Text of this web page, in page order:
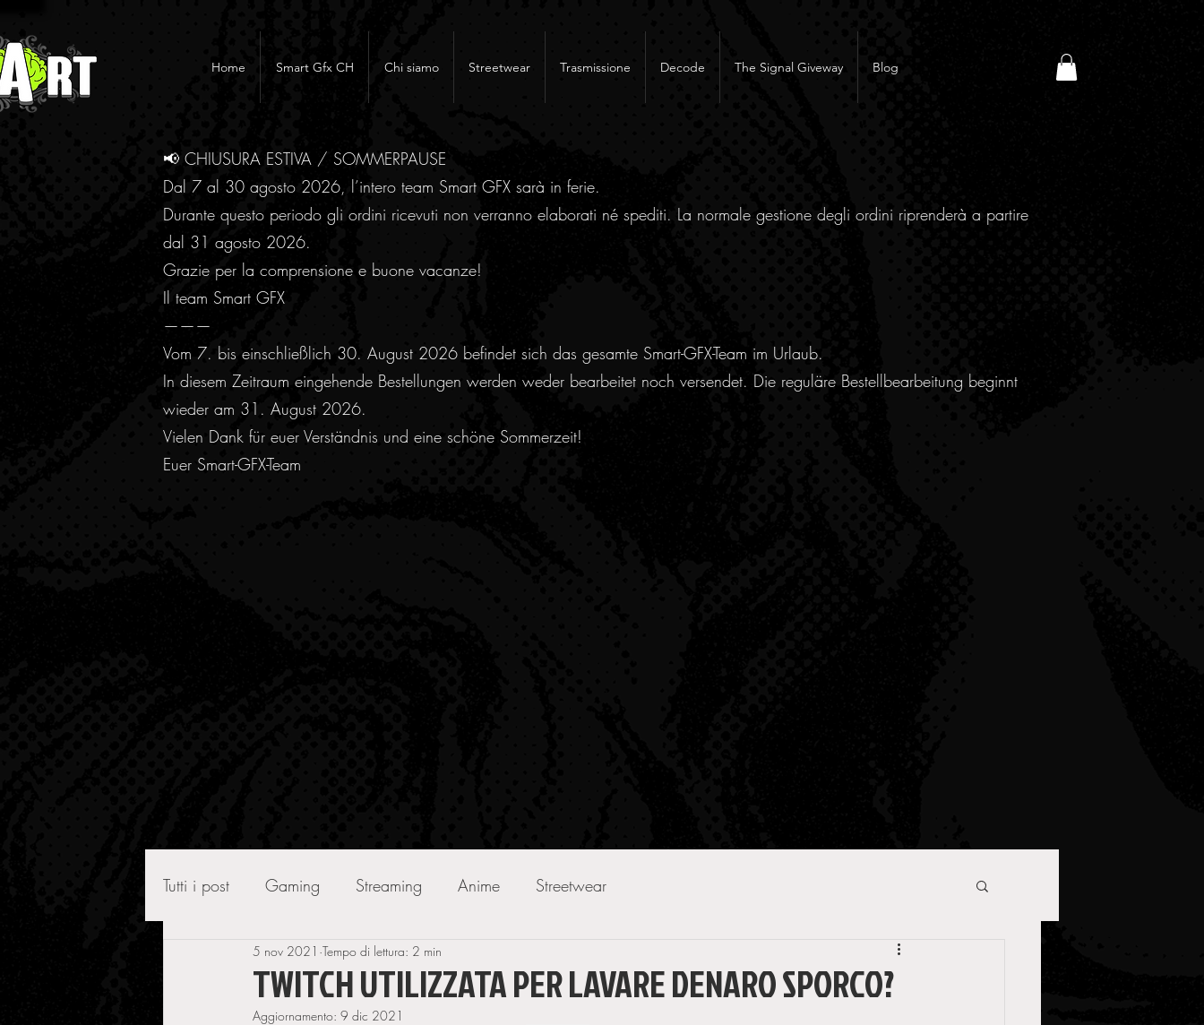
Home Smart Gfx CH Chi siamo Streetwear Trasmissione Decode The Signal Giveway Blog
📢 CHIUSURA ESTIVA / SOMMERPAUSE
Dal 7 al 30 agosto 2026, l’intero team Smart GFX sarà in ferie.
Durante questo periodo gli ordini ricevuti non verranno elaborati né spediti. La normale gestione degli ordini riprenderà a partire
dal 31 agosto 2026.
Grazie per la comprensione e buone vacanze!
Il team Smart GFX
———
Vom 7. bis einschließlich 30. August 2026 befindet sich das gesamte Smart-GFX-Team im Urlaub.
In diesem Zeitraum eingehende Bestellungen werden weder bearbeitet noch versendet. Die reguläre Bestellbearbeitung beginnt
wieder am 31. August 2026.
Vielen Dank für euer Verständnis und eine schöne Sommerzeit!
Euer Smart-GFX-Team
Tutti i post Gaming Streaming Anime Streetwear
TWITCH UTILIZZATA PER LAVARE DENARO SPORCO?
5 nov 2021 Tempo di lettura: 2 min
Aggiornamento: 9 dic 2021